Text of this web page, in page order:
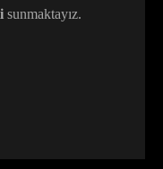
sunmaktayız.